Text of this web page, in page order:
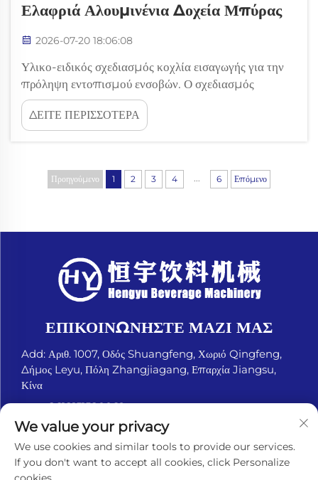
Ελαφριά Αλουμινένια Δοχεία Μπύρας
2026-07-20 18:06:08
Υλικο-ειδικός σχεδιασμός κοχλία εισαγωγής για την
πρόληψη εντοπισμού ενσοβών. Ο σχεδιασμός
κοχλίων εισαγωγής για ελαφριά αλουμινένια δοχεία
απαιτεί υλικο-ειδικές προσεγγίσεις για την πρόληψη
εντοπισμού ενσοβών κατά την υψηλής ταχύτητας
περιγράφουν τη θερμο-ρεοελαστική...
ΔΕΙΤΕ ΠΕΡΙΣΣΟΤΕΡΑ
Προηγούμενο 1 2 3 4 ... 6 Επόμενο
ΕΠΙΚΟΙΝΩΝΉΣΤΕ ΜΑΖΊ ΜΑΣ
Add: Αριθ. 1007, Οδός Shuangfeng, Χωριό Qingfeng,
Δήμος Leyu, Πόλη Zhangjiagang, Επαρχία Jiangsu,
Κίνα
Τηλ.:+8618151580069
Ηλ. Διεύθυνση:[email protected]
We value your privacy
We use cookies and similar tools to provide our services.
If you don't want to accept all cookies, click Personalize